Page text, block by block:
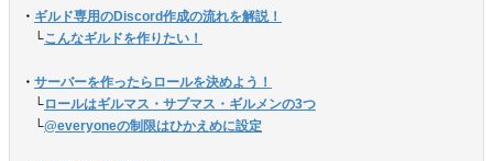
・ ギルド専用のDiscord作成の流れを解説！
└こんなギルドを作りたい！
・ サーバーを作ったらロールを決めよう！
└ロールはギルマス・サブマス・ギルメンの3つ
└@everyoneの制限はひかえめに設定